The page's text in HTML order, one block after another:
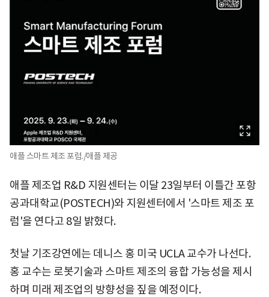
애플 스마트 제조 포럼./애플 제공
애플 제조업 R&D 지원센터는 이달 23일부터 이틀간 포항
공과대학교(POSTECH)와 지원센터에서 '스마트 제조 포
럼'을 연다고 8일 밝혔다.
첫날 기조강연에는 데니스 홍 미국 UCLA 교수가 나선다.
홍 교수는 로봇기술과 스마트 제조의 융합 가능성을 제시
하며 미래 제조업의 방향성을 짚을 예정이다.